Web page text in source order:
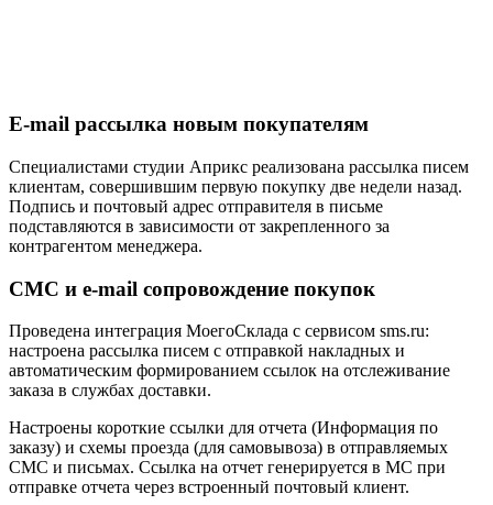
E-mail рассылка новым покупателям
Специалистами студии Априкс реализована рассылка писем
клиентам, совершившим первую покупку две недели назад.
Подпись и почтовый адрес отправителя в письме
подставляются в зависимости от закрепленного за
контрагентом менеджера.
СМС и e-mail сопровождение покупок
Проведена интеграция МоегоСклада с сервисом sms.ru:
настроена рассылка писем с отправкой накладных и
автоматическим формированием ссылок на отслеживание
заказа в службах доставки.
Настроены короткие ссылки для отчета (Информация по
заказу) и схемы проезда (для самовывоза) в отправляемых
СМС и письмах. Ссылка на отчет генерируется в МС при
отправке отчета через встроенный почтовый клиент.